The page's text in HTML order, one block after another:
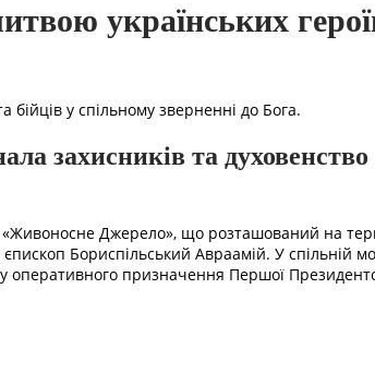
українських
у спільному зверненні до Бога.
захисників та
Джерело», що розташований на
Бориспільський Авраамій. У спільній
оперативного призначення Першої